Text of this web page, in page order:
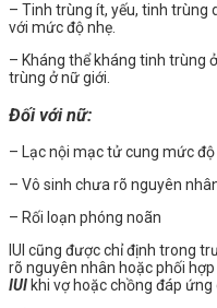
– Tinh trùng ít, yếu, tinh trùng
với mức độ nhẹ.
– Kháng thể kháng tinh trùng
trùng ở nữ giới.
Đối với nữ:
– Lạc nội mạc tử cung mức độ
– Vô sinh chưa rõ nguyên
– Rối loạn phóng noãn
IUI cũng được chỉ định trong
rõ nguyên nhân hoặc phối
IUI khi vợ hoặc chồng đáp ứng